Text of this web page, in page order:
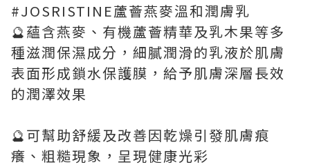
#JOSRISTINE蘆薈燕麥溫和潤膚乳
🔮蘊含燕麥、有機蘆薈精華及乳木果等多
種滋潤保濕成分，細膩潤滑的乳液於肌膚
表面形成鎖水保護膜，給予肌膚深層長效
的潤澤效果
🔮可幫助舒緩及改善因乾燥引發肌膚痕
癢、粗糙現象，呈現健康光彩